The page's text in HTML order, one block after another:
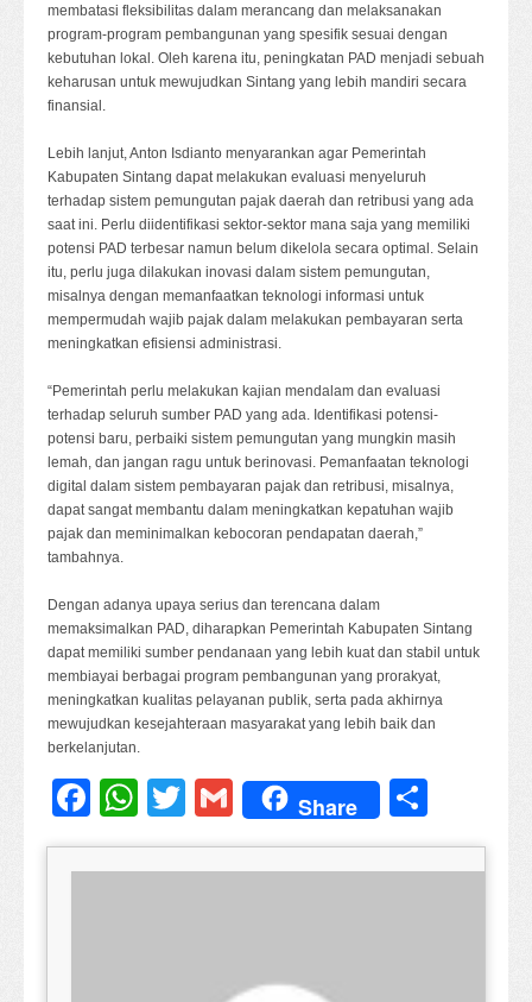
membatasi fleksibilitas dalam merancang dan melaksanakan
program-program pembangunan yang spesifik sesuai dengan
kebutuhan lokal. Oleh karena itu, peningkatan PAD menjadi sebuah
keharusan untuk mewujudkan Sintang yang lebih mandiri secara
finansial.
Lebih lanjut, Anton Isdianto menyarankan agar Pemerintah
Kabupaten Sintang dapat melakukan evaluasi menyeluruh
terhadap sistem pemungutan pajak daerah dan retribusi yang ada
saat ini. Perlu diidentifikasi sektor-sektor mana saja yang memiliki
potensi PAD terbesar namun belum dikelola secara optimal. Selain
itu, perlu juga dilakukan inovasi dalam sistem pemungutan,
misalnya dengan memanfaatkan teknologi informasi untuk
mempermudah wajib pajak dalam melakukan pembayaran serta
meningkatkan efisiensi administrasi.
“Pemerintah perlu melakukan kajian mendalam dan evaluasi
terhadap seluruh sumber PAD yang ada. Identifikasi potensi-
potensi baru, perbaiki sistem pemungutan yang mungkin masih
lemah, dan jangan ragu untuk berinovasi. Pemanfaatan teknologi
digital dalam sistem pembayaran pajak dan retribusi, misalnya,
dapat sangat membantu dalam meningkatkan kepatuhan wajib
pajak dan meminimalkan kebocoran pendapatan daerah,”
tambahnya.
Dengan adanya upaya serius dan terencana dalam
memaksimalkan PAD, diharapkan Pemerintah Kabupaten Sintang
dapat memiliki sumber pendanaan yang lebih kuat dan stabil untuk
membiayai berbagai program pembangunan yang prorakyat,
meningkatkan kualitas pelayanan publik, serta pada akhirnya
mewujudkan kesejahteraan masyarakat yang lebih baik dan
berkelanjutan.
Facebook
WhatsApp
TwitterGmail
Share